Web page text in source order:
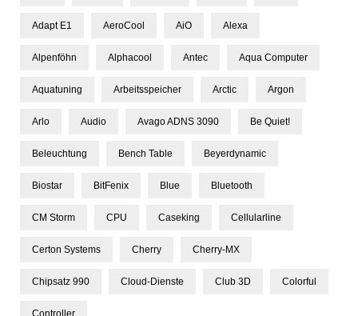
Adapt E1 AeroCool AiO Alexa
Alpenföhn Alphacool Antec Aqua Computer
Aquatuning Arbeitsspeicher Arctic Argon
Arlo Audio Avago ADNS 3090 Be Quiet!
Beleuchtung Bench Table Beyerdynamic
Biostar BitFenix Blue Bluetooth
CM Storm CPU Caseking Cellularline
Certon Systems Cherry Cherry-MX
Chipsatz 990 Cloud-Dienste Club 3D Colorful
Controller